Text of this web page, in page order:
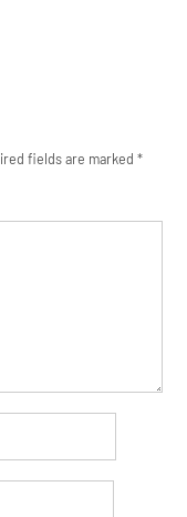
fields are marked*